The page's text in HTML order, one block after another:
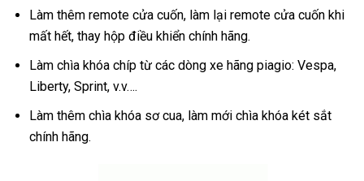
Làm thêm remote cửa cuốn, làm lại remote cửa cuốn khi
mất hết, thay hộp điều khiển chính hãng.
Làm chìa khóa chíp từ các dòng xe hãng piagio: Vespa,
Liberty, Sprint, v.v….
Làm thêm chìa khóa sơ cua, làm mới chìa khóa két sắt
chính hãng.